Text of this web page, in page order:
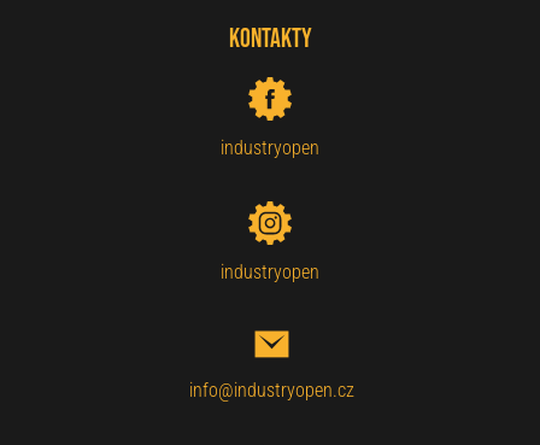
Kontakty
industryopen
industryopen
info@industryopen.cz